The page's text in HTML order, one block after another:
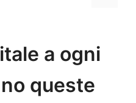
a ogni
queste